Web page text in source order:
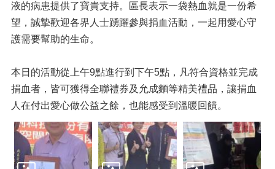
液的病患提供了寶貴支持。區長表示一袋熱血就是一份希
望，誠摯歡迎各界人士踴躍參與捐血活動，一起用愛心守
護需要幫助的生命。
本日的活動從上午9點進行到下午5點，凡符合資格並完成
捐血者，皆可獲得全聯禮券及允成麵等精美禮品，讓捐血
人在付出愛心做公益之餘，也能感受到溫暖回饋。